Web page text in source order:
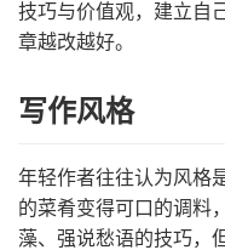
技巧与价值观，建立自
章越改越好。
写作风格
年轻作者往往认为风格
的菜肴变得可口的调料
藻、强说愁语的技巧，